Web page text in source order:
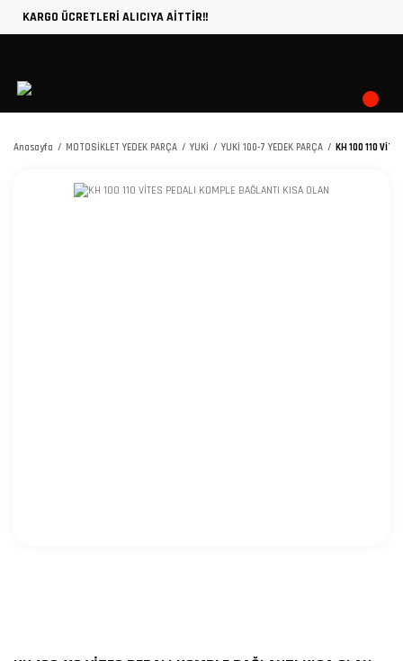
KARGO ÜCRETLERİ ALICIYA AİTTİR!!
Anasayfa MOTOSİKLET YEDEK PARÇA YUKİ YUKİ 100-7 YEDEK PARÇA KH 100 110